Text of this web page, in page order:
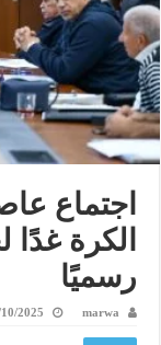
اجتماع
الكرة
رسميًا
marwa
2025